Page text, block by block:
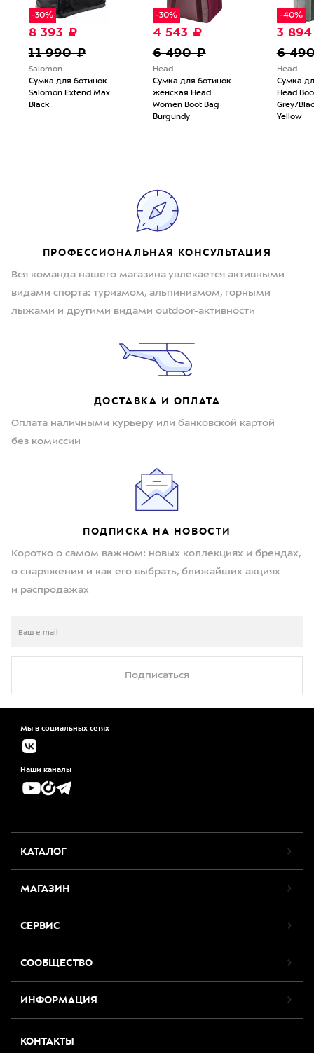
-30%
8 393 ₽
11 990 ₽
Salomon
Сумка для ботинок
Salomon Extend Max
Black
-30%
4 543 ₽
6 490 ₽
Head
Сумка для ботинок
женская Head
Women Boot Bag
Burgundy
-40%
3
6
Head
Сумка
Head
Grey/
Yellow
ПРОФЕССИОНАЛЬНАЯ КОНСУЛЬТАЦИЯ
Вся команда нашего магазина увлекается активными
видами спорта: туризмом, альпинизмом, горными
лыжами и другими видами outdoor-активности
ДОСТАВКА И ОПЛАТА
Оплата наличными курьеру или банковской картой
без комиссии
ПОДПИСКА НА НОВОСТИ
Коротко о самом важном: новых коллекциях и брендах,
о снаряжении и как его выбрать, ближайших акциях
и распродажах
Подписаться
Мы в социальных сетях
Наши каналы
КАТАЛОГ
МАГАЗИН
СЕРВИС
СООБЩЕСТВО
ИНФОРМАЦИЯ
КОНТАКТЫ